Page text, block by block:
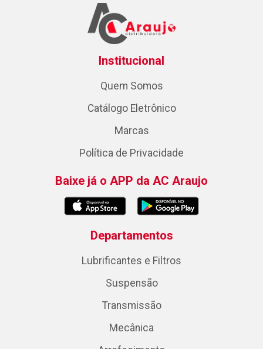
Institucional
Quem Somos
Catálogo Eletrônico
Marcas
Política de Privacidade
Baixe já o APP da AC Araujo
Departamentos
Lubrificantes e Filtros
Suspensão
Transmissão
Mecânica